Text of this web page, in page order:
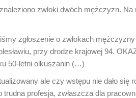
zwłoki dwóch mężczyzn.
zgłoszenie o zwłokach
przy drodze krajowej 94.
50-letni olkuszanin (…)
ale czy wstępu nie dało się
trudna profesja, zwłaszcza dla